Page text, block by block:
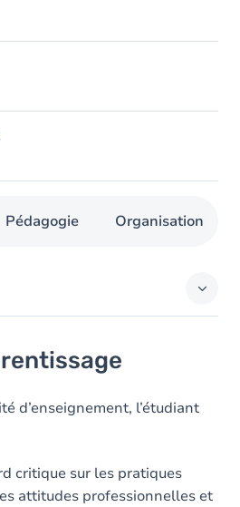
Pédagogie Organisation
d’enseignement, l’étudiant
critique sur les pratiques
attitudes professionnelles et